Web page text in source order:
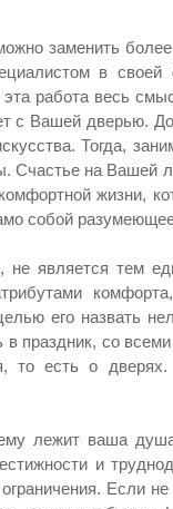
заменить
в
эта работа весь
с Вашей дверью.
Тогда,
Счастье на Вашей
жизни,
собой
является тем
его назвать
в праздник, со
то есть о
лежит ваша
и
Если